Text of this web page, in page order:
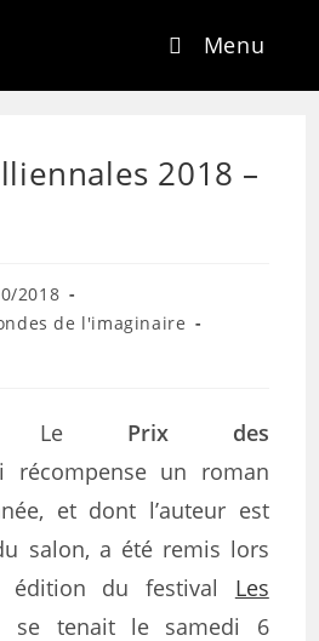
Menu
2018 –
2018
de l'imaginaire
Le Prix des
récompense un roman
et dont l’auteur est
salon, a été remis lors
édition du festival Les
se tenait le samedi 6